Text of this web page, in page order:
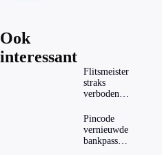
Ook
interessant
Flitsmeister
straks
verboden?
regels in
Nederland
en het
buitenland
Pincode
vernieuwde
bankpassen